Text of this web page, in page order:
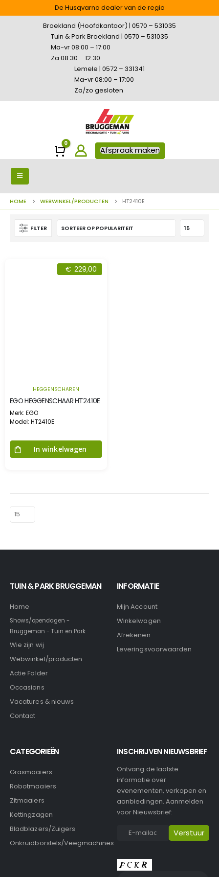
De Husqvarna dealer van de regio
Broekland (Hoofdkantoor) | 0570 – 531035
Tuin & Park Broekland | 0570 – 531035
Ma-vr 08:00 – 17:00
Za 08:30 – 12:30
Lemele | 0572 – 331341
Ma-vr 08:00 – 17:00
Za/zo gesloten
Winkelwagen
0
Afspraak maken
HOME WEBWINKEL/PRODUCTEN HT2410E
FILTER
€ 229,00
HEGGENSCHAREN
EGO HEGGENSCHAAR HT2410E
Merk: EGO
Model: HT2410E
In winkelwagen
TUIN & PARK BRUGGEMAN
Home
Shows/opendagen -
Bruggeman - Tuin en Park
Wie zijn wij
Webwinkel/producten
Actie Folder
Occasions
Vacatures & nieuws
Contact
INFORMATIE
Mijn Account
Winkelwagen
Afrekenen
Leveringsvoorwaarden
CATEGORIEËN
Grasmaaiers
Robotmaaiers
Zitmaaiers
Kettingzagen
Bladblazers/Zuigers
Onkruidborstels/Veegmachines
INSCHRIJVEN NIEUWSBRIEF
Ontvang de laatste
informatie over
evenementen, verkopen en
aanbiedingen. Aanmelden
voor Nieuwsbrief: